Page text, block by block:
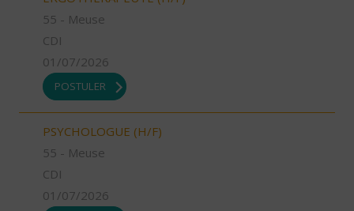
55 - Meuse
CDI
01/07/2026
POSTULER
PSYCHOLOGUE (H/F)
55 - Meuse
CDI
01/07/2026